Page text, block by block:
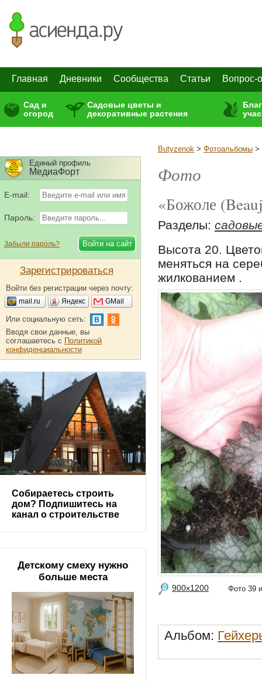
Главная Дневники Сообщества Статьи Вопрос-
Сад и
огород
Садовые цветы и
декоративные растения
Butyzenok > Фотоальбомы >
Фото
«Божоле
Разделы:
Высота 20.
меняться на
жилкованием .
900x1200 Фото
Альбом:
Единый профиль
МедиаФорт
E-mail:
Пароль:
Забыли пароль?
Зарегистрироваться
Войти без регистрации через почту:
mail.ru Яндекс GMail
Или социальную сеть:
Вводя свои данные, вы
соглашаетесь с Политикой
конфиденциальности
Собираетесь строить
дом? Подпишитесь на
канал о строительстве
Детскому смеху нужно
больше места